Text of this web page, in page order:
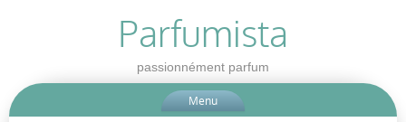
Parfumista
passionnément parfum
Menu